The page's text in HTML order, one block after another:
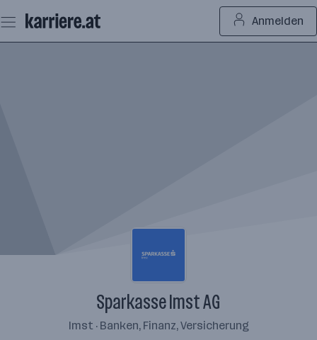
Seiteninhalt
springen
Anmelden
Sparkasse Imst AG
Imst · Banken, Finanz, Versicherung